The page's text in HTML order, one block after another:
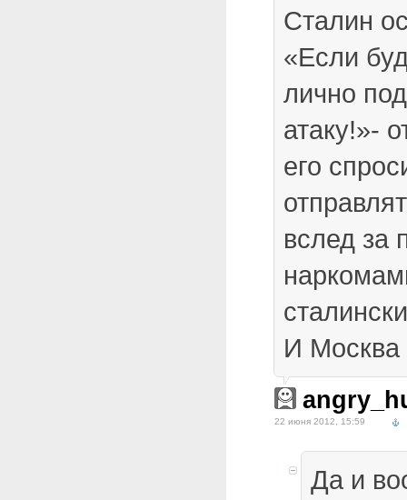
Сталин
«Если
лично
атаку!»-
его
вслед за
И Москва
22 июня 2012, 15:59
Да и